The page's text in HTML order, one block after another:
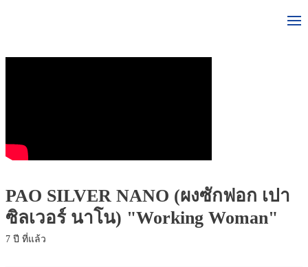
PAO SILVER NANO (ผงซักฟอก เปา
ซิลเวอร์ นาโน) "Working Woman"
7 ปี ที่แล้ว